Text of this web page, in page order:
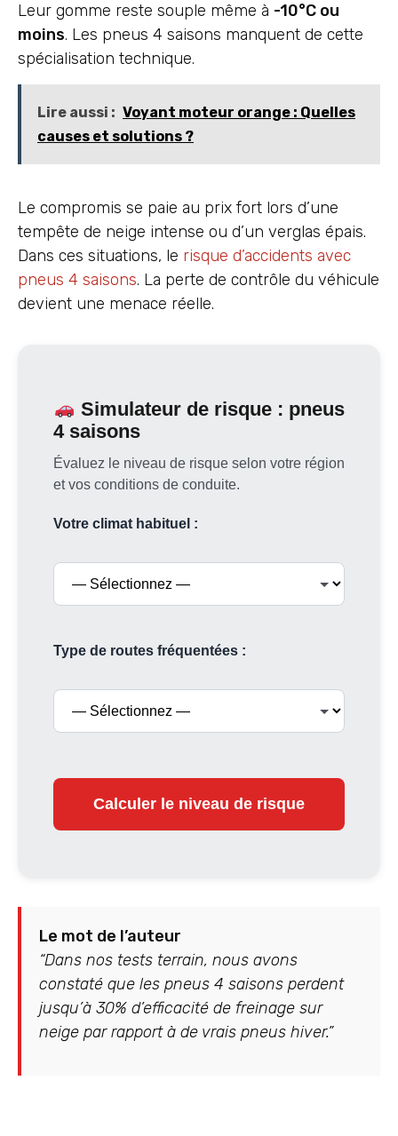
Leur gomme reste souple même à -10°C ou
moins. Les pneus 4 saisons manquent de cette
spécialisation technique.
Lire aussi : Voyant moteur orange : Quelles
causes et solutions ?
Le compromis se paie au prix fort lors d’une
tempête de neige intense ou d’un verglas épais.
Dans ces situations, le risque d’accidents avec
pneus 4 saisons. La perte de contrôle du véhicule
devient une menace réelle.
Simulateur de risque : pneus
4 saisons
Évaluez le niveau de risque selon votre région
et vos conditions de conduite.
Votre climat habituel :
Type de routes fréquentées :
Calculer le niveau de risque
Le mot de l’auteur
“Dans nos tests terrain, nous avons
constaté que les pneus 4 saisons perdent
jusqu’à 30% d’efficacité de freinage sur
neige par rapport à de vrais pneus hiver.”